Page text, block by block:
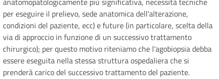
per eseguire il prelievo, sede anatomica dell'alterazione,
condizioni del paziente, ecc) e future (in particolare, scelta della
via di approccio in funzione di un successivo trattamento
chirurgico); per questo motivo riteniamo che l'agobiopsia debba
essere eseguita nella stessa struttura ospedaliera che si
prenderà carico del successivo trattamento del paziente.